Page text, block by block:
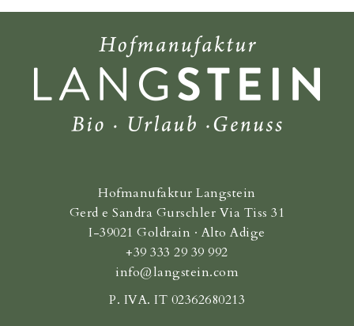
Hofmanufaktur Langstein
Gerd e Sandra Gurschler Via Tiss 31
I-39021 Goldrain · Alto Adige
+39 333 29 39 992
info@langstein.com
P. IVA. IT 02362680213